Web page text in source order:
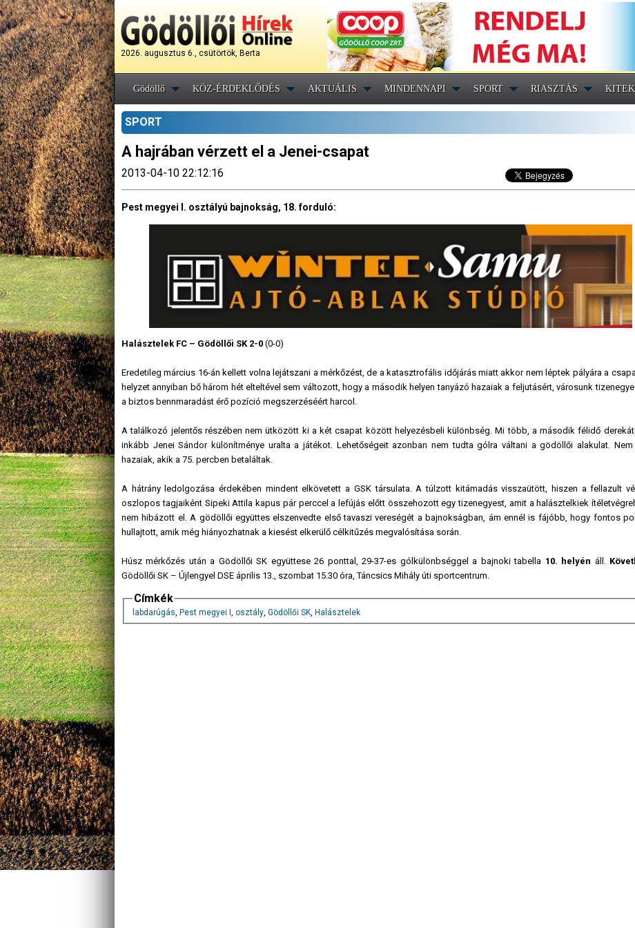
2026. augusztus 6., csütörtök, Berta
Gödöllő KÖZ-ÉRDEKLŐDÉS AKTUÁLIS MINDENNAPI SPORT RIASZTÁS
SPORT
A hajrában vérzett el a Jenei-csapat
2013-04-10 22:12:16
Pest megyei I. osztályú bajnokság, 18. forduló:
Halásztelek FC – Gödöllői SK 2-0 (0-0)
Eredetileg március 16-án kellett volna lejátszani a mérkőzést, de a katasztrofális időjárás miatt akkor nem léptek pályára a
helyzet annyiban bő három hét elteltével sem változott, hogy a második helyen tanyázó hazaiak a feljutásért, városunk
a biztos bennmaradást érő pozíció megszerzéséért harcol.
A találkozó jelentős részében nem ütközött ki a két csapat között helyezésbeli különbség. Mi több, a második félidő
inkább Jenei Sándor különítménye uralta a játékot. Lehetőségeit azonban nem tudta gólra váltani a gödöllői alakulat.
hazaiak, akik a 75. percben betaláltak.
A hátrány ledolgozása érdekében mindent elkövetett a GSK társulata. A túlzott kitámadás visszaütött, hiszen a fellazult
oszlopos tagjaiként Sipeki Attila kapus pár perccel a lefújás előtt összehozott egy tizenegyest, amit a halásztelkiek
nem hibázott el. A gödöllői együttes elszenvedte első tavaszi vereségét a bajnokságban, ám ennél is fájóbb, hogy fontos
hullajtott, amik még hiányozhatnak a kiesést elkerülő célkitűzés megvalósítása során.
Húsz mérkőzés után a Gödöllői SK együttese 26 ponttal, 29-37-es gólkülönbséggel a bajnoki tabella 10. helyén áll.
Gödöllői SK – Újlengyel DSE április 13., szombat 15.30 óra, Táncsics Mihály úti sportcentrum.
Címkék
labdarúgás, Pest megyei I , osztály, Gödöllői SK, Halásztelek